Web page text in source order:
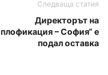
Следваща статия
Директорът на
– София“ е
подал оставка